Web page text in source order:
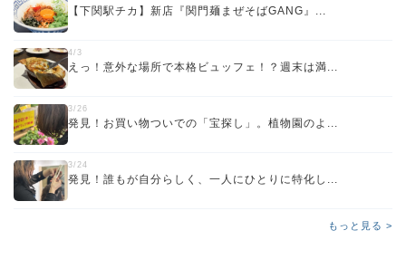
【下関駅チカ】新店『関門麺まぜそばGANG』...
4/3
えっ！意外な場所で本格ビュッフェ！？週末は満...
3/26
発見！お買い物ついでの「宝探し」。植物園のよ...
3/24
発見！誰もが自分らしく、一人にひとりに特化し...
もっと見る >